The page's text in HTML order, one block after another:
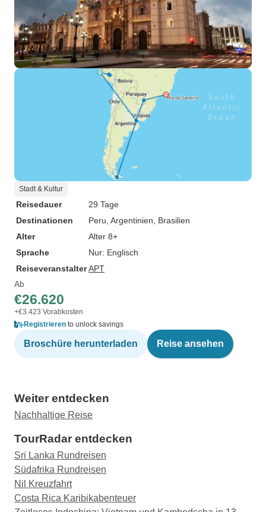
Stadt & Kultur
Reisedauer
29 Tage
Destinationen
Peru , Argentinien , Brasilien
Alter
Alter 8+
Sprache
Nur: Englisch
ReiseveranstalterAPT
Ab
€26.620
+€3.423 Vorabkosten
Registrieren to unlock savings
Broschüre herunterladen Reise ansehen
Weiter entdecken
Nachhaltige Reise
TourRadar entdecken
Sri Lanka Rundreisen
Südafrika Rundreisen
Nil Kreuzfahrt
Costa Rica Karibikabenteuer